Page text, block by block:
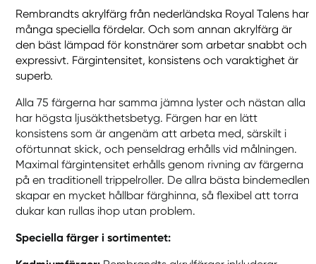
Rembrandts akrylfärg från nederländska Royal Talens har
många speciella fördelar. Och som annan akrylfärg är
den bäst lämpad för konstnärer som arbetar snabbt och
expressivt. Färgintensitet, konsistens och varaktighet är
superb.
Alla 75 färgerna har samma jämna lyster och nästan alla
har högsta ljusäkthetsbetyg. Färgen har en lätt
konsistens som är angenäm att arbeta med, särskilt i
oförtunnat skick, och penseldrag erhålls vid målningen.
Maximal färgintensitet erhålls genom rivning av färgerna
på en traditionell trippelroller. De allra bästa bindemedlen
skapar en mycket hållbar färghinna, så flexibel att torra
dukar kan rullas ihop utan problem.
Speciella färger i sortimentet: